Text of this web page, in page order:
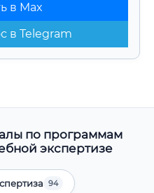
в Max
в Telegram
по программам
экспертизе
94